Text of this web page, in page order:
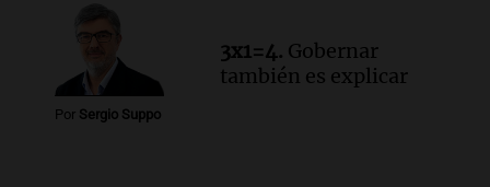
Por Sergio Suppo
3x1=4. Gobernar
también es explicar